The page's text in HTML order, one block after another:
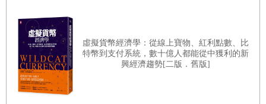
這就是NFT中「NF」的意思，是非同質化的，意思是說
你無法兌換成一模一樣、完全沒變的東西。
很多有價值的東西是同質化的，尤其是現金與硬幣。但
加密貨幣的崛起將改變這種局面，不僅是貨幣，各類藝術
虛擬貨幣經濟學：從線上寶物、紅利點數、比
特幣到支付系統，數十億人都能從中獲利的新
興經濟趨勢[二版．舊版]